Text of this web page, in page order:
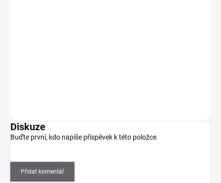
Diskuze
Buďte první, kdo napíše příspěvek k této položce.
Přidat komentář